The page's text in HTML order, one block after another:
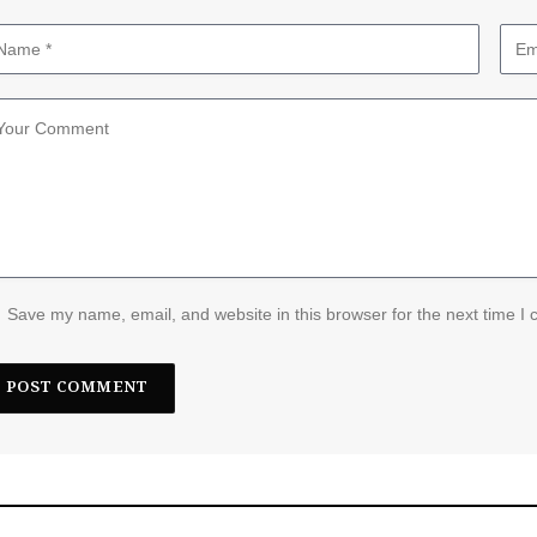
Save my name, email, and website in this browser for the next time I